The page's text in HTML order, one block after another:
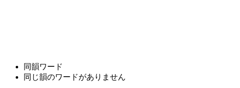
同韻ワード
同じ韻のワードがありません